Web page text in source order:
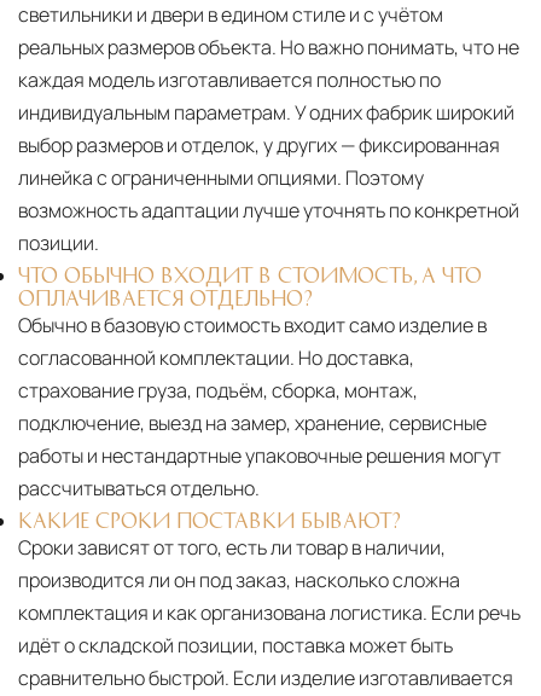
светильники и двери в едином стиле и с учётом
реальных размеров объекта. Но важно понимать, что не
каждая модель изготавливается полностью по
индивидуальным параметрам. У одних фабрик широкий
выбор размеров и отделок, у других — фиксированная
линейка с ограниченными опциями. Поэтому
возможность адаптации лучше уточнять по конкретной
позиции.
ЧТО ОБЫЧНО ВХОДИТ В СТОИМОСТЬ, А ЧТО
ОПЛАЧИВАЕТСЯ ОТДЕЛЬНО?
Обычно в базовую стоимость входит само изделие в
согласованной комплектации. Но доставка,
страхование груза, подъём, сборка, монтаж,
подключение, выезд на замер, хранение, сервисные
работы и нестандартные упаковочные решения могут
рассчитываться отдельно.
КАКИЕ СРОКИ ПОСТАВКИ БЫВАЮТ?
Сроки зависят от того, есть ли товар в наличии,
производится ли он под заказ, насколько сложна
комплектация и как организована логистика. Если речь
идёт о складской позиции, поставка может быть
сравнительно быстрой. Если изделие изготавливается